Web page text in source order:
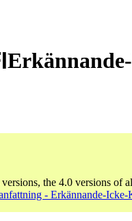
the 4.0 versions of
- Erkännande-